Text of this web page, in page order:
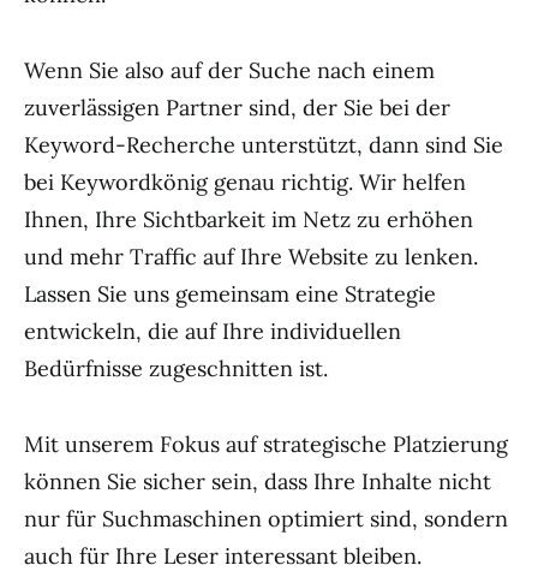
Wenn Sie also auf der Suche nach einem
zuverlässigen Partner sind, der Sie bei der
Keyword-Recherche unterstützt, dann sind Sie
bei Keywordkönig genau richtig. Wir helfen
Ihnen, Ihre Sichtbarkeit im Netz zu erhöhen
und mehr Traffic auf Ihre Website zu lenken.
Lassen Sie uns gemeinsam eine Strategie
entwickeln, die auf Ihre individuellen
Bedürfnisse zugeschnitten ist.
Mit unserem Fokus auf strategische Platzierung
können Sie sicher sein, dass Ihre Inhalte nicht
nur für Suchmaschinen optimiert sind, sondern
auch für Ihre Leser interessant bleiben.